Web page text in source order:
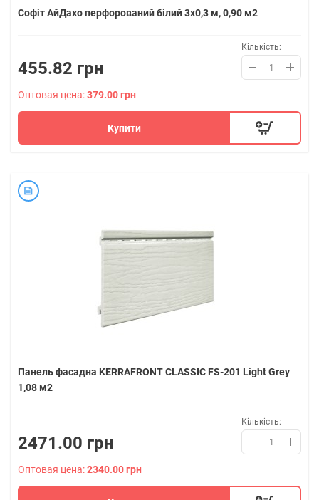
Софіт АйДахо перфорований білий 3х0,3 м, 0,90 м2
455.82 грн
Кількість:
Оптовая цена:379.00 грн
Купити
Панель фасадна KERRAFRONT CLASSIC FS-201 Light Grey
1,08 м2
2471.00 грн
Кількість:
Оптовая цена:2340.00 грн